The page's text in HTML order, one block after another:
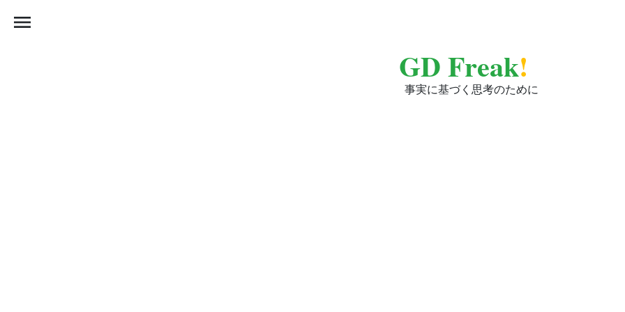
GD Freak!
事実に基づく思考のために
menu